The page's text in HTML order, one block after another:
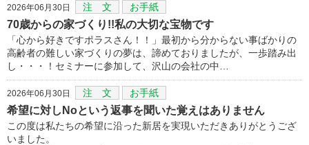
2026年06月30日 注 文 お手紙
70歳からの家づくり!!私の大切な宝物です
「心から好きですポラスさん！！」最初から分からない事ばかりの
高齢者の難しい家づくりの夢は、諦めておりましたが、一歩踏み出
し・・・！セミナーに参加して、沢山の会社の中…
2026年06月30日 注 文 お手紙
希望に対しNoという返事を聞いた覚えはありません
この度は私たちの希望に沿った新居を実現いただきありがとうござ
いました。